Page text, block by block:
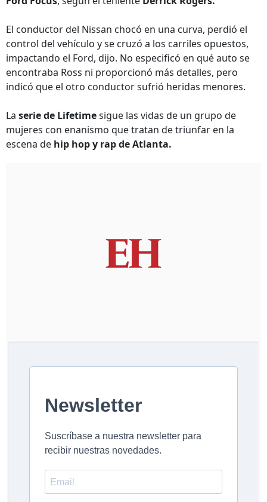
El conductor del Nissan chocó en una curva, perdió el
control del vehículo y se cruzó a los carriles opuestos,
impactando el Ford, dijo. No especificó en qué auto se
encontraba Ross ni proporcionó más detalles, pero
indicó que el otro conductor sufrió heridas menores.
La serie de Lifetimesigue las vidas de un grupo de
mujeres con enanismo que tratan de triunfar en la
escena de hip hop y rap de Atlanta.